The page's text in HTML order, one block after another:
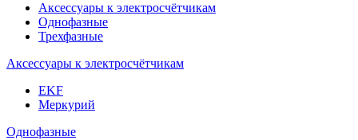
Аксессуары к электросчётчикам
Однофазные
Трехфазные
Аксессуары к электросчётчикам
EKF
Меркурий
Однофазные